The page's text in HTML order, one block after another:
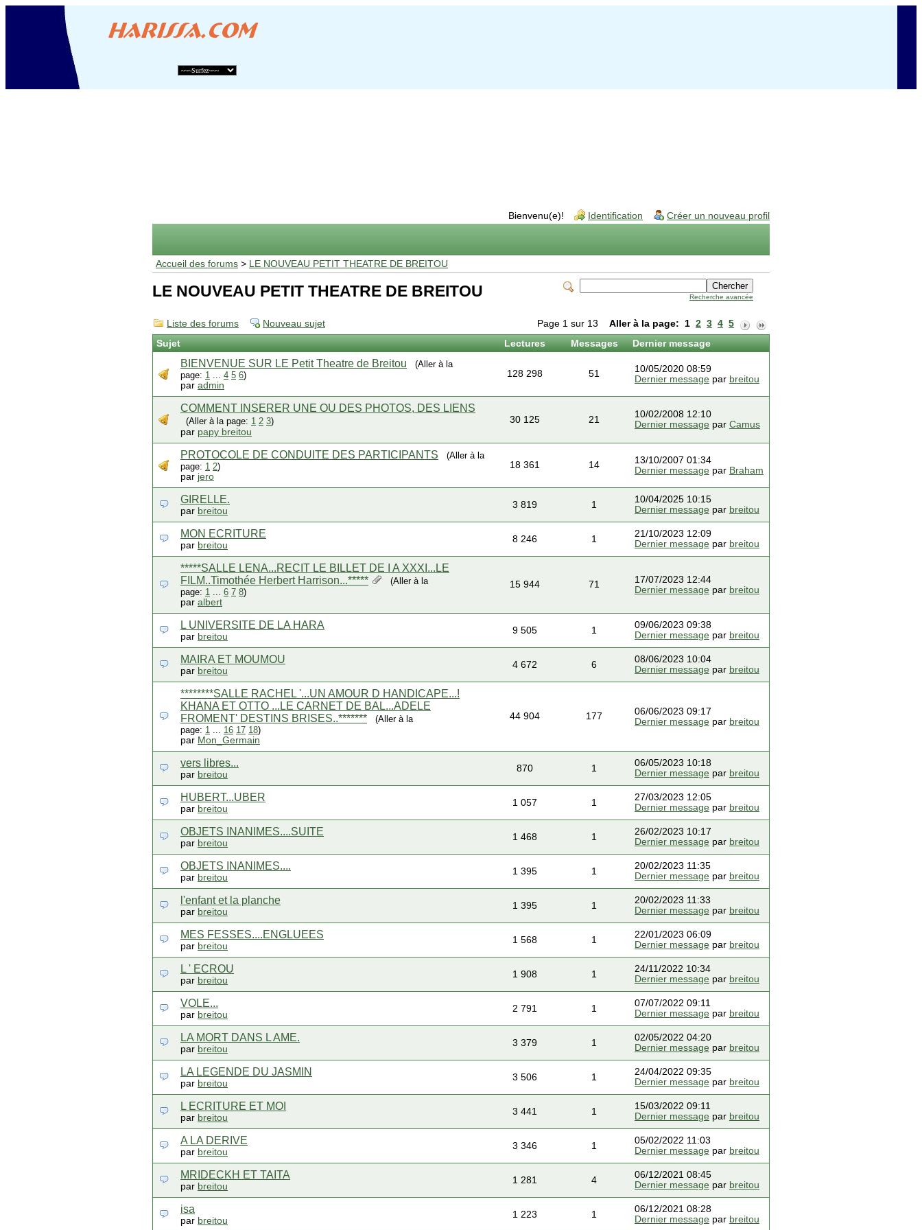
Bienvenu(e)! Identification Créer un nouveau profil
Accueil des forums > LE NOUVEAU PETIT THEATRE DE BREITOU
Recherche avancée
LE NOUVEAU PETIT THEATRE DE BREITOU
Page 1 sur 13 Aller à la page: 1 2 3 4 5
Liste des forums
Nouveau sujet
Sujet
Lectures Messages Dernier message
BIENVENUE SUR LE Petit Theatre de Breitou
(Aller à la
page: 1 ... 4 5 6)
par admin
128 298 51
10/05/2020 08:59
Dernier message par breitou
COMMENT INSERER UNE OU DES PHOTOS, DES LIENS
(Aller à la page: 1 2 3)
par papy breitou
30 125 21
10/02/2008 12:10
Dernier message par Camus
PROTOCOLE DE CONDUITE DES PARTICIPANTS
(Aller à la
page: 1 2)
par jero
18 361 14
13/10/2007 01:34
Dernier message par Braham
GIRELLE.
par breitou
3 819 1
10/04/2025 10:15
Dernier message par breitou
MON ECRITURE
par breitou
8 246 1
21/10/2023 12:09
Dernier message par breitou
*****SALLE LENA...RECIT LE BILLET DE I A XXXI...LE
FILM..Timothée Herbert Harrison...*****
(Aller à la
page: 1 ... 6 7 8)
par albert
15 944 71
17/07/2023 12:44
Dernier message par breitou
L UNIVERSITE DE LA HARA
par breitou
9 505 1
09/06/2023 09:38
Dernier message par breitou
MAIRA ET MOUMOU
par breitou
4 672 6
08/06/2023 10:04
Dernier message par breitou
********SALLE RACHEL '...UN AMOUR D HANDICAPE...!
KHANA ET OTTO ...LE CARNET DE BAL...ADELE
FROMENT' DESTINS BRISES..*******
(Aller à la
page: 1 ... 16 17 18)
par Mon_Germain
44 904 177
06/06/2023 09:17
Dernier message par breitou
vers libres...
par breitou
870 1
06/05/2023 10:18
Dernier message par breitou
HUBERT...UBER
par breitou
1 057 1
27/03/2023 12:05
Dernier message par breitou
OBJETS INANIMES....SUITE
par breitou
1 468 1
26/02/2023 10:17
Dernier message par breitou
OBJETS INANIMES....
par breitou
1 395 1
20/02/2023 11:35
Dernier message par breitou
l'enfant et la planche
par breitou
1 395 1
20/02/2023 11:33
Dernier message par breitou
MES FESSES....ENGLUEES
par breitou
1 568 1
22/01/2023 06:09
Dernier message par breitou
L ' ECROU
par breitou
1 908 1
24/11/2022 10:34
Dernier message par breitou
VOLE...
par breitou
2 791 1
07/07/2022 09:11
Dernier message par breitou
LA MORT DANS L AME.
par breitou
3 379 1
02/05/2022 04:20
Dernier message par breitou
LA LEGENDE DU JASMIN
par breitou
3 506 1
24/04/2022 09:35
Dernier message par breitou
L ECRITURE ET MOI
par breitou
3 441 1
15/03/2022 09:11
Dernier message par breitou
A LA DERIVE
par breitou
3 346 1
05/02/2022 11:03
Dernier message par breitou
MRIDECKH ET TAITA
par breitou
1 281 4
06/12/2021 08:45
Dernier message par breitou
isa
par breitou
1 223 1
06/12/2021 08:28
Dernier message par breitou